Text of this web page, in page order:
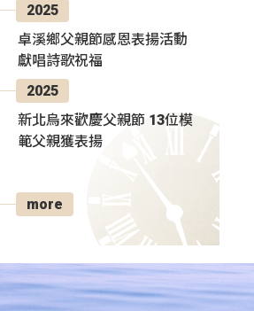
2025
卓溪鄉父親節感恩表揚活動
獻唱詩歌祝福
2025
新北烏來歡慶父親節 13位模
範父親獲表揚
more